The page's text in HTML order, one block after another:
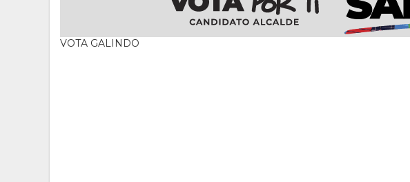
VOTA GALINDO